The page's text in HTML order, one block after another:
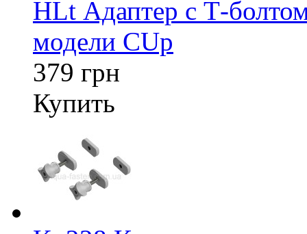
HLt Адаптер c Т-
модели CUp
379 грн
Купить